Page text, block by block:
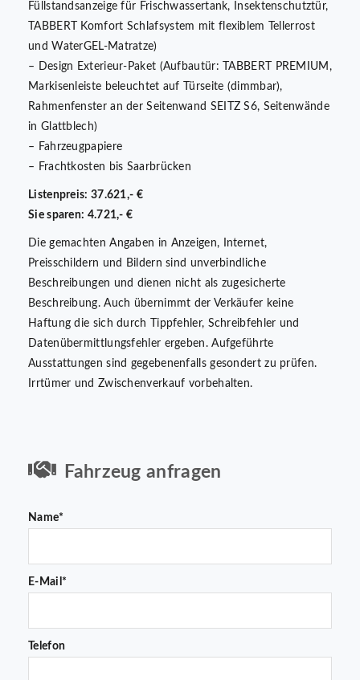
Füllstandsanzeige für Frischwassertank, Insektenschutztür,
TABBERT Komfort Schlafsystem mit flexiblem Tellerrost
und WaterGEL-Matratze)
– Design Exterieur-Paket (Aufbautür: TABBERT PREMIUM,
Markisenleiste beleuchtet auf Türseite (dimmbar),
Rahmenfenster an der Seitenwand SEITZ S6, Seitenwände
in Glattblech)
– Fahrzeugpapiere
– Frachtkosten bis Saarbrücken
Listenpreis: 37.621,- €
Sie sparen: 4.721,- €
Die gemachten Angaben in Anzeigen, Internet,
Preisschildern und Bildern sind unverbindliche
Beschreibungen und dienen nicht als zugesicherte
Beschreibung. Auch übernimmt der Verkäufer keine
Haftung die sich durch Tippfehler, Schreibfehler und
Datenübermittlungsfehler ergeben. Aufgeführte
Ausstattungen sind gegebenenfalls gesondert zu prüfen.
Irrtümer und Zwischenverkauf vorbehalten.
Fahrzeug anfragen
Name*
E-Mail*
Telefon